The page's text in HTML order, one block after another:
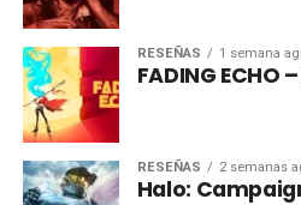
RESEÑAS 1 semana
FADING ECHO
RESEÑAS 2 semanas
Halo: